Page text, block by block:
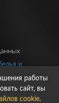
и
работы
сайт, вы
cookie.